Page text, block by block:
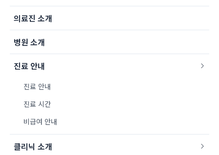
의료진 소개
병원 소개
진료 안내
진료 안내
진료 시간
비급여 안내
클리닉 소개